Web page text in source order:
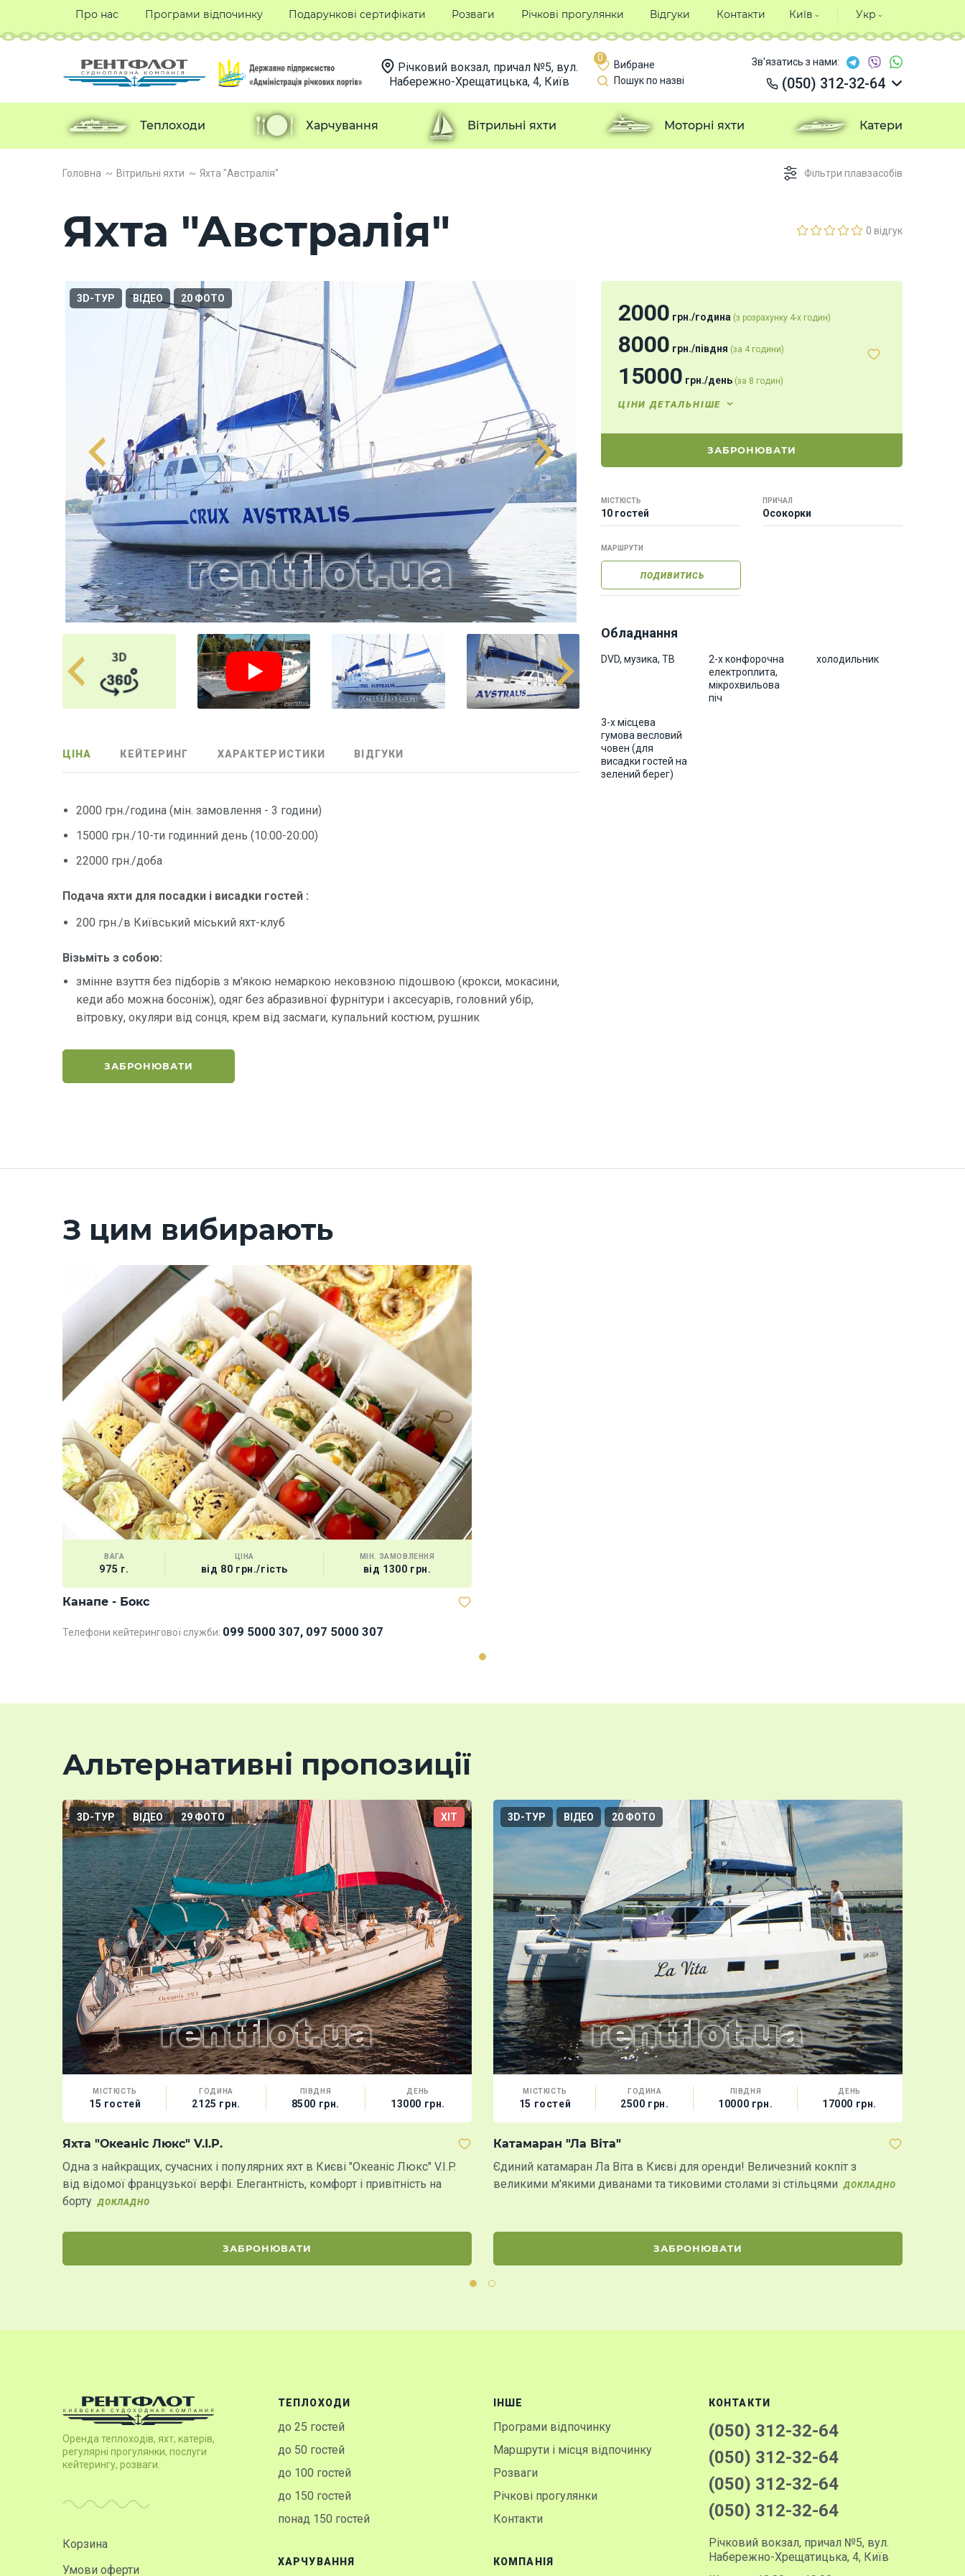
Головна Вітрильні яхти Яхта "Австралія" Фільтри плавзасобів
0 відгук
Яхта "Австралія"
3D-ТУР ВІДЕО 20 ФОТО
2000 грн./година (з розрахунку 4-х годин)
8000 грн./півдня (за 4 години)
15000 грн./день (за 8 годин)
ЦІНИ ДЕТАЛЬНІШЕ
ЗАБРОНЮВАТИ
МІСТКІСТЬ
10 гостей
ПРИЧАЛ
Осокорки
МАРШРУТИ
ПОДИВИТИСЬ
Обладнання
DVD, музика, ТВ
2-х конфорочна
електроплита,
мікрохвильова
піч
холодильник
3-х місцева
гумова весловий
човен (для
висадки гостей на
зелений берег)
ЦІНА КЕЙТЕРИНГ ХАРАКТЕРИСТИКИ ВІДГУКИ
2000 грн./година (мiн. замовлення - 3 години)
15000 грн./10-ти годинний день (10:00-20:00)
22000 грн./доба
Подача яхти для посадки і висадки гостей :
200 грн./в Київський міський яхт-клуб
Візьміть з собою:
змінне взуття без підборів з м'якою немаркою нековзною підошвою (крокси, мокасини,
кеди або можна босоніж), одяг без абразивної фурнітури і аксесуарів, головний убір,
вітровку, окуляри від сонця, крем від засмаги, купальний костюм, рушник
ЗАБРОНЮВАТИ
З цим вибирають
ВАГА
975 г.
ЦІНА
від 80 грн./гість
МІН. ЗАМОВЛЕННЯ
від 1300 грн.
Канапе - Бокс
Телефони кейтерингової служби: 099 5000 307, 097 5000 307
Альтернативні пропозиції
3D-ТУР ВІДЕО 29 ФОТО ХІТ
МІСТКІСТЬ
15 гостей
ГОДИНА
2125 грн.
ПІВДНЯ
8500 грн.
ДЕНЬ
13000 грн.
Яхта "Океаніс Люкс" V.I.P.
Одна з найкращих, сучасних і популярних яхт в Києві "Океаніс Люкс" V.I.P.
від відомої французької верфі. Елегантність, комфорт і привітність на
борту ДОКЛАДНО
ЗАБРОНЮВАТИ
3D-ТУР ВІДЕО 20 ФОТО
МІСТКІСТЬ
15 гостей
ГОДИНА
2500 грн.
ПІВДНЯ
10000 грн.
ДЕНЬ
17000 грн.
Катамаран "Ла Віта"
Єдиний катамаран Ла Віта в Києві для оренди! Величезний кокпіт з
великими м'якими диванами та тиковими столами зі стільцями
ДОКЛАДНО
ЗАБРОНЮВАТИ
Оренда теплоходів, яхт, катерів,
регулярні прогулянки, послуги
кейтерингу, розваги.
Корзина
Умови оферти
ТЕПЛОХОДИ
до 25 гостей
до 50 гостей
до 100 гостей
до 150 гостей
понад 150 гостей
ХАРЧУВАННЯ
IНШЕ
Програми відпочинку
Маршрути і місця відпочинку
Розваги
Річкові прогулянки
Контакти
КОМПАНІЯ
КОНТАКТИ
(050) 312-32-64
(050) 312-32-64
(050) 312-32-64
(050) 312-32-64
Річковий вокзал, причал №5, вул.
Набережно-Хрещатицька, 4, Київ
Про нас Програми відпочинку Подарункові сертифікати Розваги Річкові прогулянки Відгуки Контакти Київ Укр
Річковий вокзал, причал №5, вул.
Набережно-Хрещатицька, 4, Київ
0
Вибране
Пошук по назві
Зв'язатись з нами:
(050) 312-32-64
(050) 312-32-64
(050) 312-32-64
(050) 312-32-64
Теплоходи Харчування Вітрильні яхти Моторні яхти Катери